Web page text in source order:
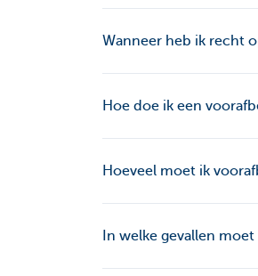
Wanneer heb ik recht
Hoe doe ik een
Hoeveel moet ik
In welke gevallen